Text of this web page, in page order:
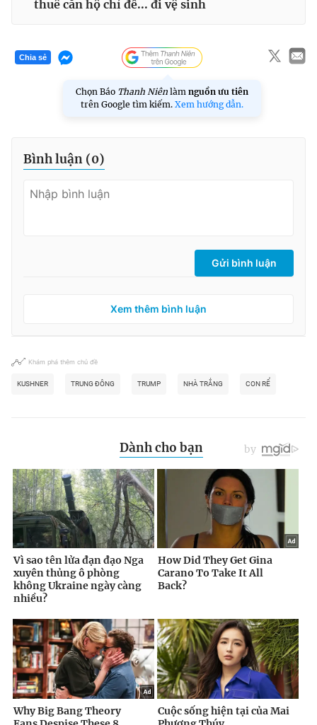
thuê căn hộ chỉ để... đi vệ sinh
Chia sẻ
Chọn Báo Thanh Niên làm nguồn ưu tiên
trên Google tìm kiếm. Xem hướng dẫn.
Bình luận (0)
Gửi bình luận
Xem thêm bình luận
Khám phá thêm chủ đề
KUSHNER TRUNG ĐÔNG TRUMP NHÀ TRẮNG CON RỂ